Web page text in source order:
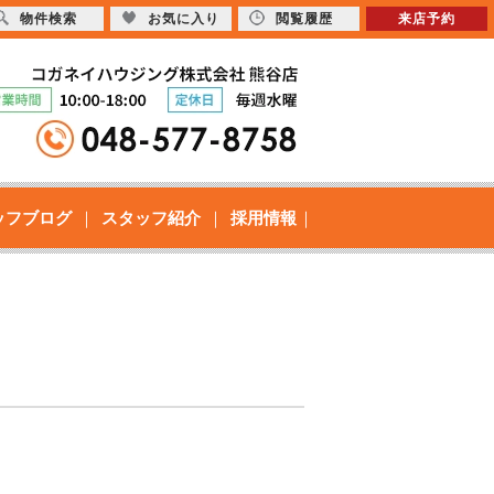
フブログ スタッフ紹介 採用情報
物件検索 お気に入り 閲覧履歴 来店予約